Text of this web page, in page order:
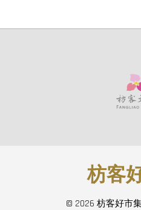
枋客
© 2026 枋客好市